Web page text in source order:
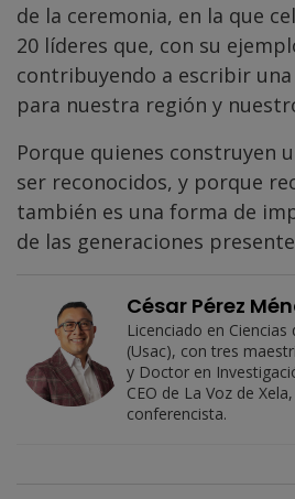
de la ceremonia, en la que
20 líderes que, con su
contribuyendo a escribir
para nuestra región y
Porque quienes construyen
ser reconocidos, y porque
también es una forma de
de las generaciones
César Pérez
Licenciado en
(Usac), con tres
y Doctor en
CEO de La Voz de
conferencista.